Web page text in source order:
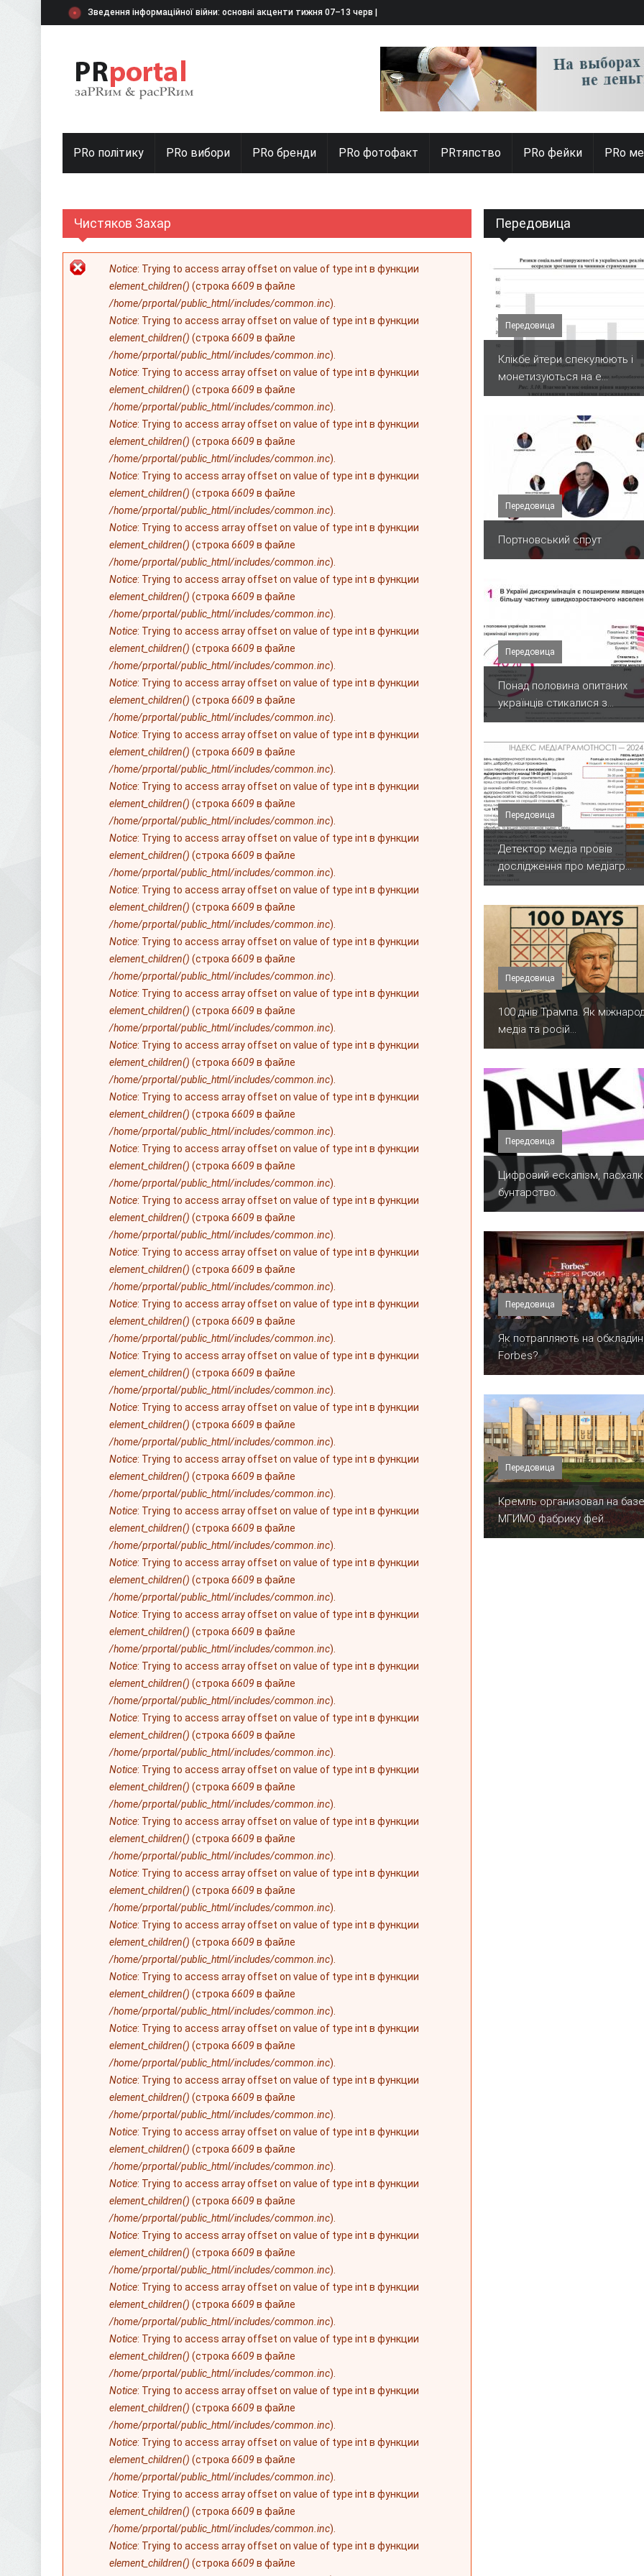
Перейти к основному содержаниюЗведення інформаційної війни: основні акценти тижня 07–13 червня 2025
PRo політику PRo вибори PRо бренди PRо фотофакт PRтяпство PRo фейки PRo
Чистяков Захар
Сообщение об ошибке
Notice: Trying to access array offset on value of type int в функции
element_children() (строка 6609 в файле
/home/prportal/public_html/includes/common.inc).
Notice: Trying to access array offset on value of type int в функции
element_children() (строка 6609 в файле
/home/prportal/public_html/includes/common.inc).
Notice: Trying to access array offset on value of type int в функции
element_children() (строка 6609 в файле
/home/prportal/public_html/includes/common.inc).
Notice: Trying to access array offset on value of type int в функции
element_children() (строка 6609 в файле
/home/prportal/public_html/includes/common.inc).
Notice: Trying to access array offset on value of type int в функции
element_children() (строка 6609 в файле
/home/prportal/public_html/includes/common.inc).
Notice: Trying to access array offset on value of type int в функции
element_children() (строка 6609 в файле
/home/prportal/public_html/includes/common.inc).
Notice: Trying to access array offset on value of type int в функции
element_children() (строка 6609 в файле
/home/prportal/public_html/includes/common.inc).
Notice: Trying to access array offset on value of type int в функции
element_children() (строка 6609 в файле
/home/prportal/public_html/includes/common.inc).
Notice: Trying to access array offset on value of type int в функции
element_children() (строка 6609 в файле
/home/prportal/public_html/includes/common.inc).
Notice: Trying to access array offset on value of type int в функции
element_children() (строка 6609 в файле
/home/prportal/public_html/includes/common.inc).
Notice: Trying to access array offset on value of type int в функции
element_children() (строка 6609 в файле
/home/prportal/public_html/includes/common.inc).
Notice: Trying to access array offset on value of type int в функции
element_children() (строка 6609 в файле
/home/prportal/public_html/includes/common.inc).
Notice: Trying to access array offset on value of type int в функции
element_children() (строка 6609 в файле
/home/prportal/public_html/includes/common.inc).
Notice: Trying to access array offset on value of type int в функции
element_children() (строка 6609 в файле
/home/prportal/public_html/includes/common.inc).
Notice: Trying to access array offset on value of type int в функции
element_children() (строка 6609 в файле
/home/prportal/public_html/includes/common.inc).
Notice: Trying to access array offset on value of type int в функции
element_children() (строка 6609 в файле
/home/prportal/public_html/includes/common.inc).
Notice: Trying to access array offset on value of type int в функции
element_children() (строка 6609 в файле
/home/prportal/public_html/includes/common.inc).
Notice: Trying to access array offset on value of type int в функции
element_children() (строка 6609 в файле
/home/prportal/public_html/includes/common.inc).
Notice: Trying to access array offset on value of type int в функции
element_children() (строка 6609 в файле
/home/prportal/public_html/includes/common.inc).
Notice: Trying to access array offset on value of type int в функции
element_children() (строка 6609 в файле
/home/prportal/public_html/includes/common.inc).
Notice: Trying to access array offset on value of type int в функции
element_children() (строка 6609 в файле
/home/prportal/public_html/includes/common.inc).
Notice: Trying to access array offset on value of type int в функции
element_children() (строка 6609 в файле
/home/prportal/public_html/includes/common.inc).
Notice: Trying to access array offset on value of type int в функции
element_children() (строка 6609 в файле
/home/prportal/public_html/includes/common.inc).
Notice: Trying to access array offset on value of type int в функции
element_children() (строка 6609 в файле
/home/prportal/public_html/includes/common.inc).
Notice: Trying to access array offset on value of type int в функции
element_children() (строка 6609 в файле
/home/prportal/public_html/includes/common.inc).
Notice: Trying to access array offset on value of type int в функции
element_children() (строка 6609 в файле
/home/prportal/public_html/includes/common.inc).
Notice: Trying to access array offset on value of type int в функции
element_children() (строка 6609 в файле
/home/prportal/public_html/includes/common.inc).
Notice: Trying to access array offset on value of type int в функции
element_children() (строка 6609 в файле
/home/prportal/public_html/includes/common.inc).
Notice: Trying to access array offset on value of type int в функции
element_children() (строка 6609 в файле
/home/prportal/public_html/includes/common.inc).
Notice: Trying to access array offset on value of type int в функции
element_children() (строка 6609 в файле
/home/prportal/public_html/includes/common.inc).
Notice: Trying to access array offset on value of type int в функции
element_children() (строка 6609 в файле
/home/prportal/public_html/includes/common.inc).
Notice: Trying to access array offset on value of type int в функции
element_children() (строка 6609 в файле
/home/prportal/public_html/includes/common.inc).
Notice: Trying to access array offset on value of type int в функции
element_children() (строка 6609 в файле
/home/prportal/public_html/includes/common.inc).
Notice: Trying to access array offset on value of type int в функции
element_children() (строка 6609 в файле
/home/prportal/public_html/includes/common.inc).
Notice: Trying to access array offset on value of type int в функции
element_children() (строка 6609 в файле
/home/prportal/public_html/includes/common.inc).
Notice: Trying to access array offset on value of type int в функции
element_children() (строка 6609 в файле
/home/prportal/public_html/includes/common.inc).
Notice: Trying to access array offset on value of type int в функции
element_children() (строка 6609 в файле
/home/prportal/public_html/includes/common.inc).
Notice: Trying to access array offset on value of type int в функции
element_children() (строка 6609 в файле
/home/prportal/public_html/includes/common.inc).
Notice: Trying to access array offset on value of type int в функции
element_children() (строка 6609 в файле
/home/prportal/public_html/includes/common.inc).
Notice: Trying to access array offset on value of type int в функции
element_children() (строка 6609 в файле
/home/prportal/public_html/includes/common.inc).
Notice: Trying to access array offset on value of type int в функции
element_children() (строка 6609 в файле
/home/prportal/public_html/includes/common.inc).
Notice: Trying to access array offset on value of type int в функции
element_children() (строка 6609 в файле
/home/prportal/public_html/includes/common.inc).
Notice: Trying to access array offset on value of type int в функции
element_children() (строка 6609 в файле
/home/prportal/public_html/includes/common.inc).
Notice: Trying to access array offset on value of type int в функции
element_children() (строка 6609 в файле
/home/prportal/public_html/includes/common.inc).
Notice: Trying to access array offset on value of type int в функции
element_children() (строка 6609 в файле
Передовица
Передовица
Клікбе йтери спекулюють і
монетизуються на е...
Передовица
Портновський спрут
Передовица
Понад половина опитаних
українців стикалися з...
Передовица
Детектор медіа провів
дослідження про медіагр...
Передовица
100 днів Трампа. Як
медіа та росій...
Передовица
​Цифровий ескапізм,
бунтарство.
Передовица
​Як потрапляють на
Forbes?
Передовица
Кремль организовал на базе
МГИМО фабрику фей...